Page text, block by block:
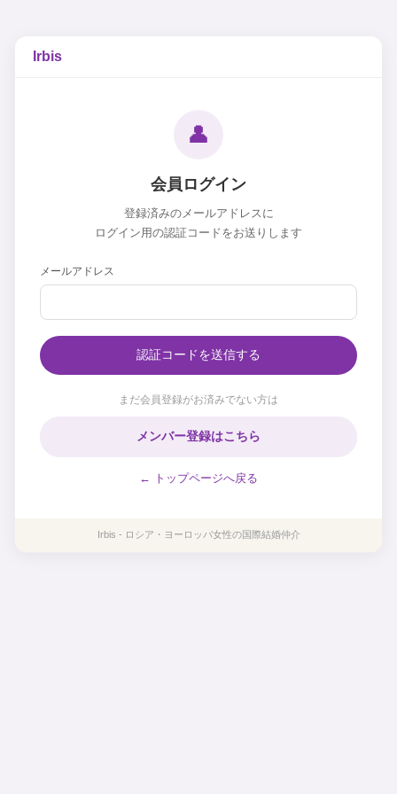
Irbis
👤
会員ログイン
登録済みのメールアドレスに
ログイン用の認証コードをお送りします
メールアドレス
認証コードを送信する
まだ会員登録がお済みでない方は
メンバー登録はこちら
← トップページへ戻る
Irbis - ロシア・ヨーロッパ女性の国際結婚仲介